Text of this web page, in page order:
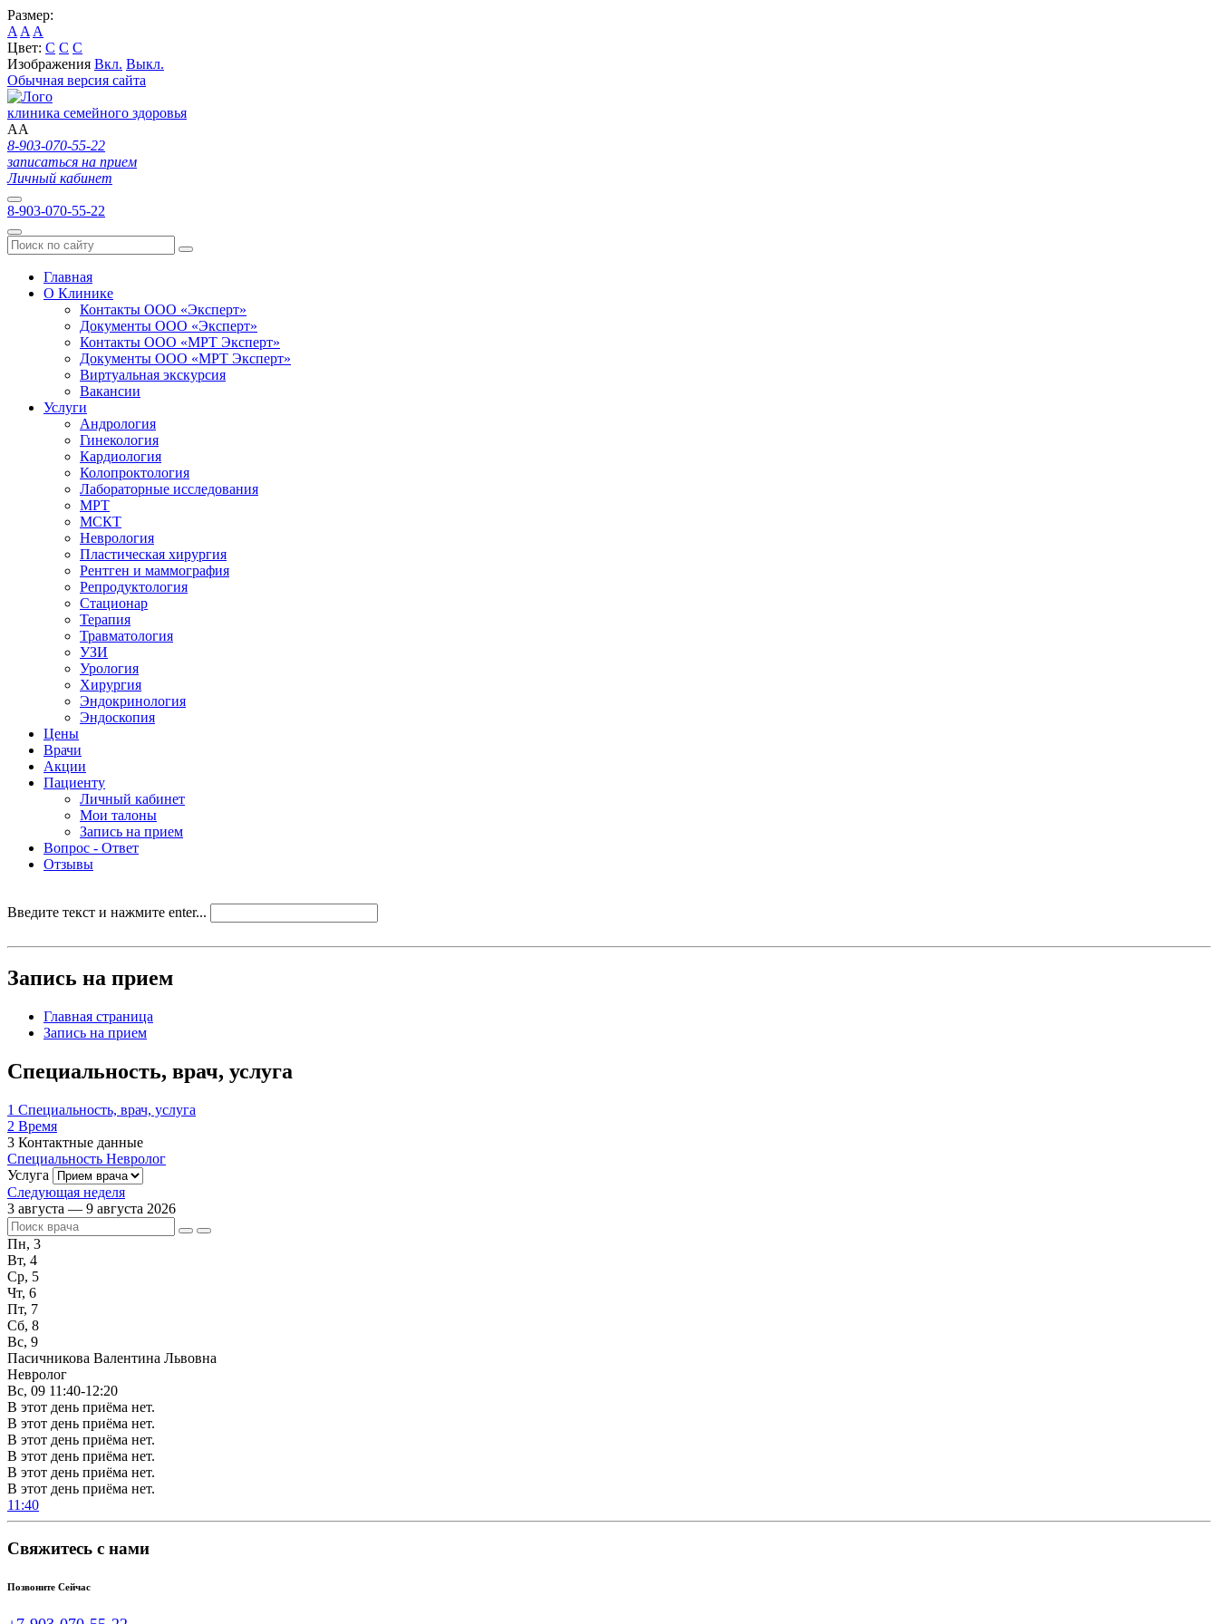
Размер:
A A A
Цвет: C C C
Изображения Вкл. Выкл.
Обычная версия сайта
клиника семейного здоровья
AA
8-903-070-55-22
записаться на прием
Личный кабинет
8-903-070-55-22
Главная
О Клинике
Контакты ООО «Эксперт»
Документы ООО «Эксперт»
Контакты ООО «МРТ Эксперт»
Документы ООО «МРТ Эксперт»
Виртуальная экскурсия
Вакансии
Услуги
Андрология
Гинекология
Кардиология
Колопроктология
Лабораторные исследования
МРТ
МСКТ
Неврология
Пластическая хирургия
Рентген и маммография
Репродуктология
Стационар
Терапия
Травматология
УЗИ
Урология
Хирургия
Эндокринология
Эндоскопия
Цены
Врачи
Акции
Пациенту
Личный кабинет
Мои талоны
Запись на прием
Вопрос - Ответ
Отзывы
Введите текст и нажмите enter...
Запись на прием
Главная страница
Запись на прием
Специальность, врач, услуга
1 Специальность, врач, услуга
2 Время
3 Контактные данные
Специальность Невролог
Услуга
Следующая неделя
3 августа — 9 августа 2026
Пн, 3
Вт, 4
Ср, 5
Чт, 6
Пт, 7
Сб, 8
Вс, 9
Пасичникова Валентина Львовна
Невролог
Вс, 09 11:40-12:20
В этот день приёма нет.
В этот день приёма нет.
В этот день приёма нет.
В этот день приёма нет.
В этот день приёма нет.
В этот день приёма нет.
11:40
Свяжитесь с нами
Позвоните Сейчас